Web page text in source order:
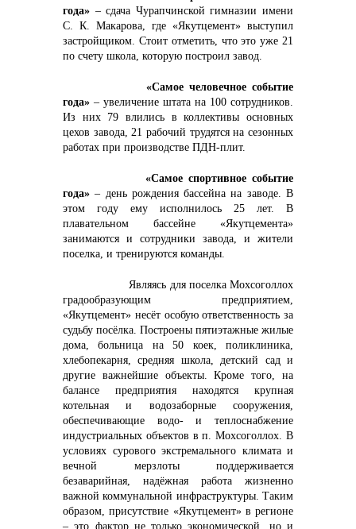
года» – сдача Чурапчинской гимназии имени
С. К. Макарова, где «Якутцемент» выступил
застройщиком. Стоит отметить, что это уже 21
по счету школа, которую построил завод.
«Самое человечное событие
года» – увеличение штата на 100 сотрудников.
Из них 79 влились в коллективы основных
цехов завода, 21 рабочий трудятся на сезонных
работах при производстве ПДН-плит.
«Самое спортивное событие
года» – день рождения бассейна на заводе. В
этом году ему исполнилось 25 лет. В
плавательном бассейне «Якутцемента»
занимаются и сотрудники завода, и жители
поселка, и тренируются команды.
Являясь для поселка Мохсоголлох
градообразующим предприятием,
«Якутцемент» несёт особую ответственность за
судьбу посёлка. Построены пятиэтажные жилые
дома, больница на 50 коек, поликлиника,
хлебопекарня, средняя школа, детский сад и
другие важнейшие объекты. Кроме того, на
балансе предприятия находятся крупная
котельная и водозаборные сооружения,
обеспечивающие водо- и теплоснабжение
индустриальных объектов в п. Мохсоголлох. В
условиях сурового экстремального климата и
вечной мерзлоты поддерживается
безаварийная, надёжная работа жизненно
важной коммунальной инфраструктуры. Таким
образом, присутствие «Якутцемент» в регионе
– это фактор не только экономической, но и